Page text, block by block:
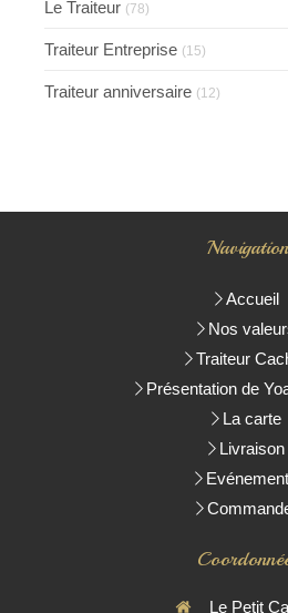
Le Traiteur (78)
Traiteur Entreprise (15)
Traiteur anniversaire (12)
Navigation
Accueil
Nos
Traiteur
Présentation de
La carte
Livraison
Le Petit